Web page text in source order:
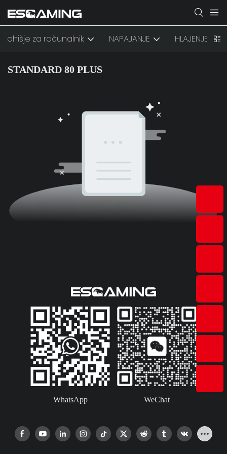
ohišje za računalnik NAPAJANJE HLAJENJE
STANDARD 80 PLUS
WhatsApp WeChat